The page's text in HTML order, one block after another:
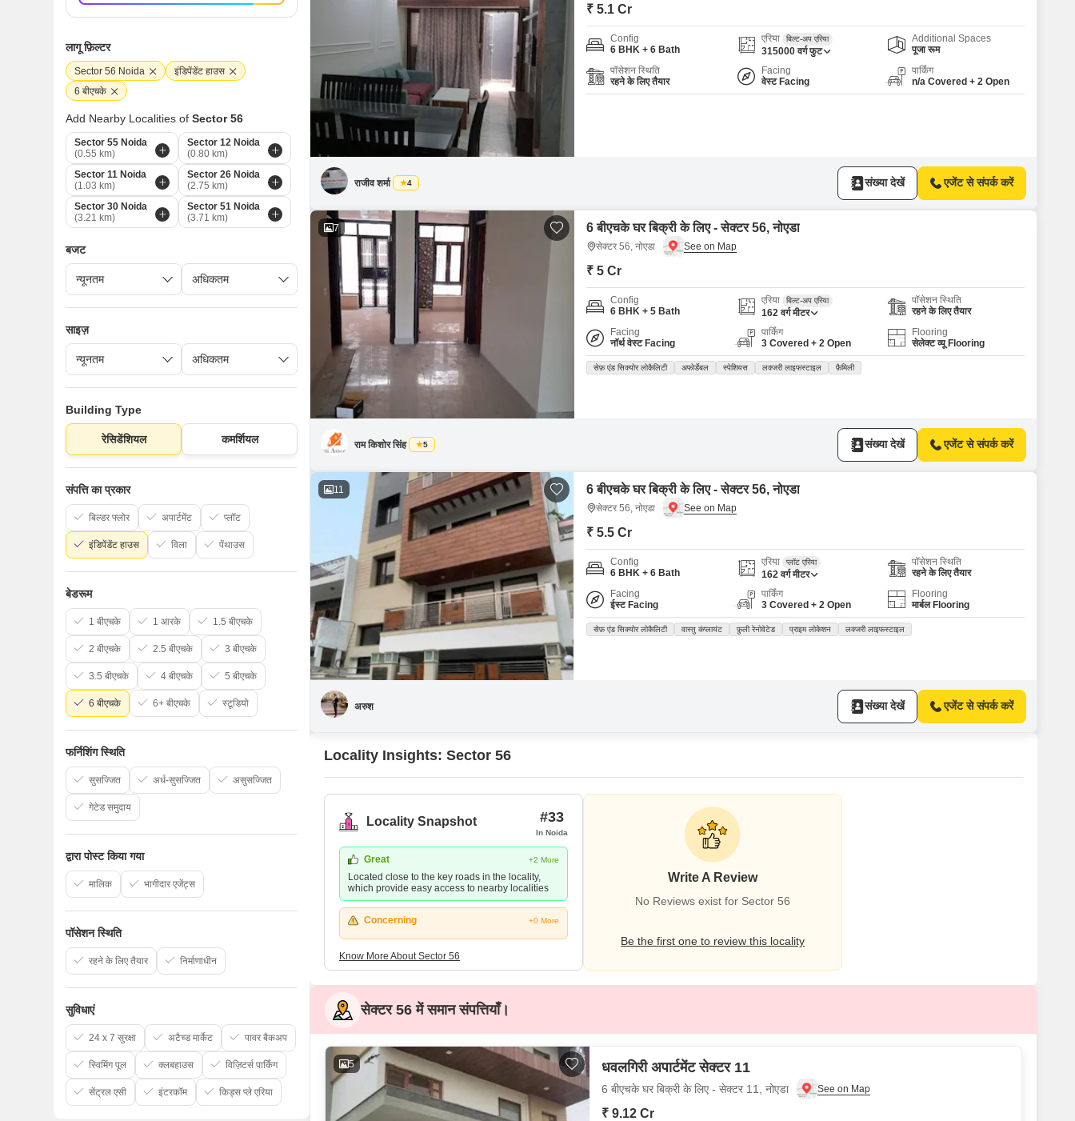
False Ceiling Design
TV Unit Design
Wall Paint Design
Wall Design
Window Design
Tiles Design
Kitchen False Ceiling Design
Staircase Design
Door Design
Crockery Unit Design
Mortgage Partnerships
SuperAgent Pro
₹ 5.1 Cr
Config
6 BHK + 6 Bath
एरिया बिल्ट-अप एरिया
315000 वर्ग फुट
Additional Spaces
पूजा रूम
पॉसेशन स्थिति
रहने के लिए तैयार
Facing
वेस्ट Facing
पार्किंग
n/a Covered + 2 Open
राजीव शर्मा 4 संख्या देखें एजेंट से संपर्क करें
7 6 बीएचके घर बिक्री के लिए - सेक्टर 56, नोएडा
सेक्टर 56, नोएडा
₹ 5 Cr
Config
6 BHK + 5 Bath
एरिया बिल्ट-अप एरिया
162 वर्ग मीटर
पॉसेशन स्थिति
रहने के लिए तैयार
Facing
नॉर्थ वेस्ट Facing
पार्किंग
3 Covered + 2 Open
Flooring
सेलेक्ट व्यू Flooring
सेफ़ एंड सिक्योर लोकैलिटी अफोर्डेबल स्पेशियस लक्जरी लाइफस्टाइल फ़ैमिली
राम किशोर सिंह 5 संख्या देखें एजेंट से संपर्क करें
11 6 बीएचके घर बिक्री के लिए - सेक्टर 56, नोएडा
सेक्टर 56, नोएडा
₹ 5.5 Cr
Config
6 BHK + 6 Bath
एरिया प्लॉट एरिया
162 वर्ग मीटर
पॉसेशन स्थिति
रहने के लिए तैयार
Facing
ईस्ट Facing
पार्किंग
3 Covered + 2 Open
Flooring
मार्बल Flooring
सेफ़ एंड सिक्योर लोकैलिटी वास्तु कंप्लायंट फ़ुली रेनोवेटेड प्राइम लोकेशन लक्जरी लाइफस्टाइल
अरुश संख्या देखें एजेंट से संपर्क करें
Locality Insights: Sector 56
Locality Snapshot #33
In Noida
Great +2 More
Located close to the key roads in the locality,
which provide easy access to nearby localities
Concerning +0 More
Know More About Sector 56
Write A Review
No Reviews exist for Sector 56
Be the first one to review this locality
सेक्टर 56 में समान संपत्तियाँ।
5 धवलगिरी अपार्टमेंट सेक्टर 11
6 बीएचके घर बिक्री के लिए - सेक्टर 11, नोएडा
₹ 9.12 Cr
लागू फ़िल्टर
Sector 56 Noida
इंडिपेंडेंट हाउस
6 बीएचके
Add Nearby Localities of Sector 56
Sector 55 Noida
(0.55 km)
Sector 12 Noida
(0.80 km)
Sector 11 Noida
(1.03 km)
Sector 26 Noida
(2.75 km)
Sector 30 Noida
(3.21 km)
Sector 51 Noida
(3.71 km)
बजट
साइज़
Building Type
रेसिडेंशियल कमर्शियल
संपत्ति का प्रकार
बिल्डर फ्लोर अपार्टमेंट प्लॉट
इंडिपेंडेंट हाउस विला पेंथाउस
बेडरूम
1 बीएचके 1 आरके 1.5 बीएचके
2 बीएचके 2.5 बीएचके 3 बीएचके
3.5 बीएचके 4 बीएचके 5 बीएचके
6 बीएचके 6+ बीएचके स्टूडियो
फर्निशिंग स्थिति
सुसज्जित अर्ध-सुसज्जित असुसज्जित
गेटेड समुदाय
द्वारा पोस्ट किया गया
मालिक भागीदार एजेंट्स
पॉसेशन स्थिति
रहने के लिए तैयार निर्माणाधीन
सुविधाएं
24 x 7 सुरक्षा अटैच्ड मार्केट पावर बैकअप
स्विमिंग पूल क्लबहाउस विज़िटर्स पार्किंग
सेंट्रल एसी इंटरकॉम किड्स प्ले एरिया